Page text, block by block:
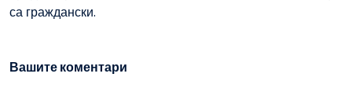
са граждански.
Вашите коментари